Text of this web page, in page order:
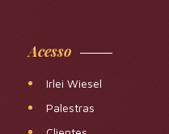
Acesso
Irlei Wiesel
Palestras